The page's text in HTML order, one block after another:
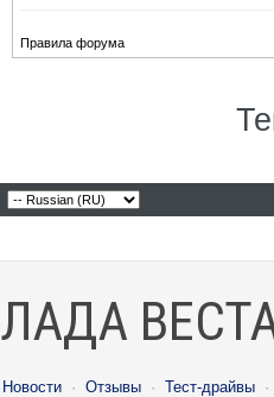
Правила форума
ЛАДА ВЕСТА
Новости · Отзывы · Тест-драйвы ·